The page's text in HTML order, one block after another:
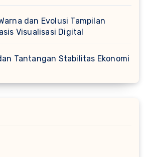
dan Evolusi Tampilan
Visualisasi Digital
Tantangan Stabilitas Ekonomi